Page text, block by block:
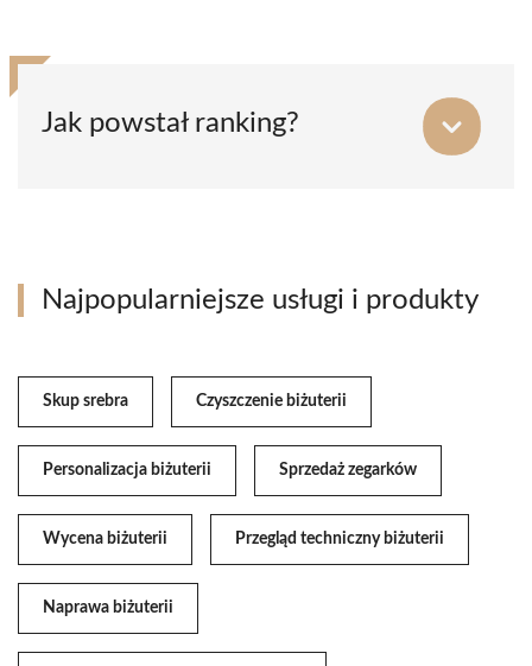
Jak powstał ranking?
Najpopularniejsze usługi i produkty
Skup srebra Czyszczenie biżuterii
Personalizacja biżuterii Sprzedaż zegarków
Wycena biżuterii Przegląd techniczny biżuterii
Naprawa biżuterii